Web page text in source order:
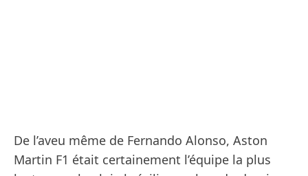
De l’aveu même de Fernando Alonso, Aston
Martin F1 était certainement l’équipe la plus